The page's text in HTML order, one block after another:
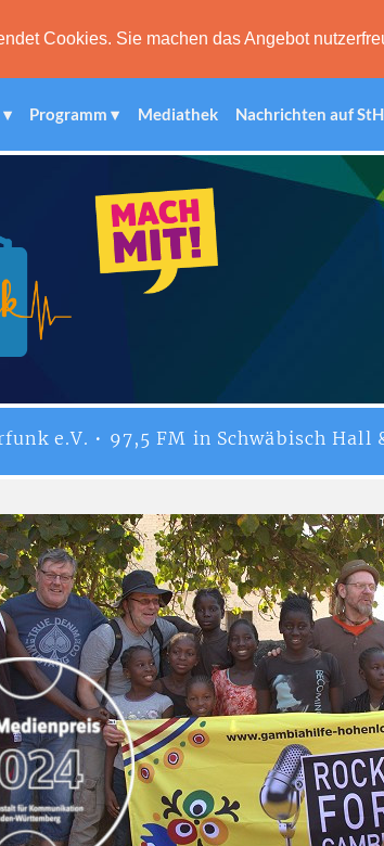
Cookies. Sie machen das Angebot
Programm Mediathek Nachrichten auf
e.V. • 97,5 FM in Schwäbisch Hall